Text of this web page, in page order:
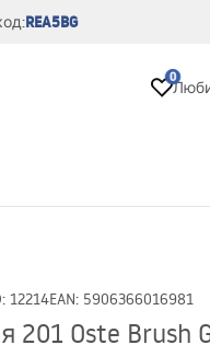
REA5BG
0
: 12214EAN: 5906366016981
Oste Brush